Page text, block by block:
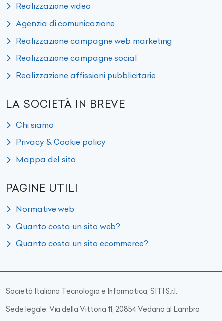
Realizzazione video
Agenzia di comunicazione
Realizzazione campagne web marketing
Realizzazione campagne social
Realizzazione affissioni pubblicitarie
LA SOCIETÀ IN BREVE
Chi siamo
Privacy & Cookie policy
Mappa del sito
PAGINE UTILI
Normative web
Quanto costa un sito web?
Quanto costa un sito ecommerce?
Società Italiana Tecnologia e Informatica, SITI S.r.l.
Sede legale: Via della Vittoria 11, 20854 Vedano al Lambro